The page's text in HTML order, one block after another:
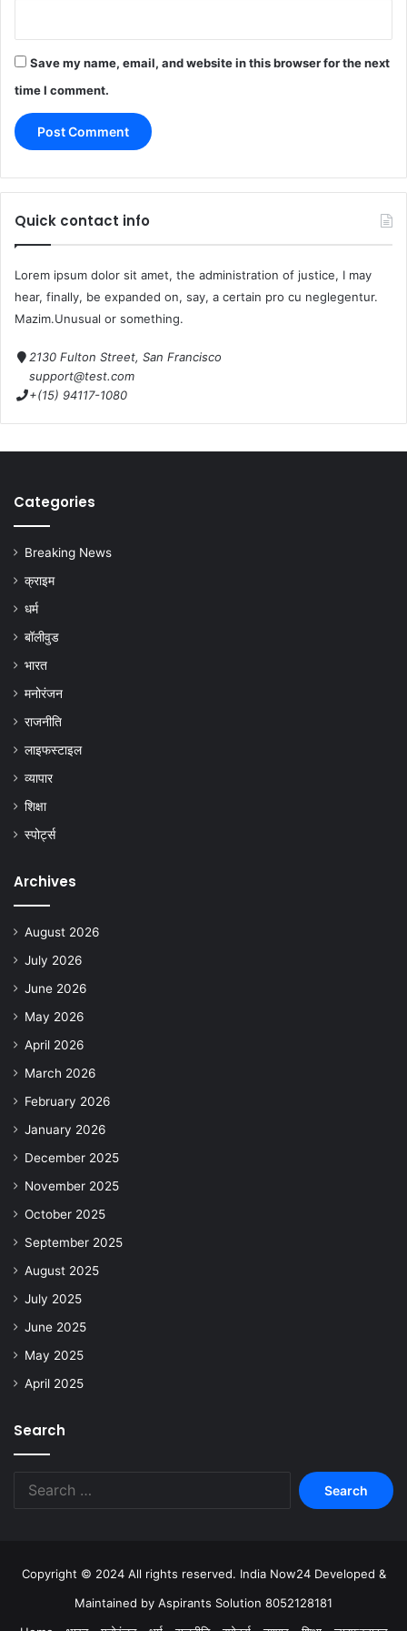
Save my name, email, and website in this browser for the next
time I comment.
Quick contact info
Lorem ipsum dolor sit amet, the administration of justice, I may
hear, finally, be expanded on, say, a certain pro cu neglegentur.
Mazim.Unusual or something.
2130 Fulton Street, San Francisco
support@test.com
+(15) 94117-1080
Categories
Breaking News
क्राइम
धर्म
बॉलीवुड
भारत
मनोरंजन
राजनीति
लाइफस्टाइल
व्यापार
शिक्षा
स्पोर्ट्स
Archives
August 2026
July 2026
June 2026
May 2026
April 2026
March 2026
February 2026
January 2026
December 2025
November 2025
October 2025
September 2025
August 2025
July 2025
June 2025
May 2025
April 2025
Search
Copyright © 2024 All rights reserved. India Now24 Developed &
Maintained by Aspirants Solution 8052128181